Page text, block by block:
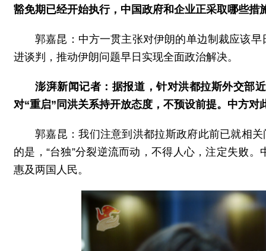
豁免期已经开始执行，中国政府和企业正采取哪些措
郭嘉昆：中方一贯主张对伊朗的单边制裁应该
进谈判，推动伊朗问题早日实现全面政治解决。
澎湃新闻记者：据报道，针对洪都拉斯外交部
对“重启”同洪关系持开放态度，不预设前提。中方对
郭嘉昆：我们注意到洪都拉斯政府此前已就相
的是，“台独”分裂逆流而动，不得人心，注定失败
惠及两国人民。